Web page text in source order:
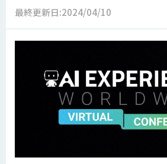
最終更新日:2024/04/10